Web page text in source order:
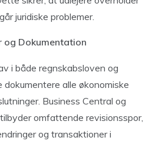
juridiske problemer.
og Dokumentation
i både regnskabsloven og
dokumentere alle økonomiske
Business Central og
omfattende revisionsspor,
og transaktioner i